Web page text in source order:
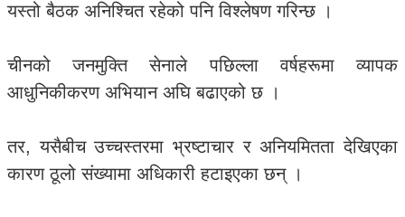
यस्तो बैठक अनिश्चित रहेको पनि विश्लेषण गरिन्छ ।
चीनको जनमुक्ति सेनाले पछिल्ला वर्षहरूमा व्यापक
आधुनिकीकरण अभियान अघि बढाएको छ ।
तर, यसैबीच उच्चस्तरमा भ्रष्टाचार र अनियमितता देखिएका
कारण ठूलो संख्यामा अधिकारी हटाइएका छन् ।